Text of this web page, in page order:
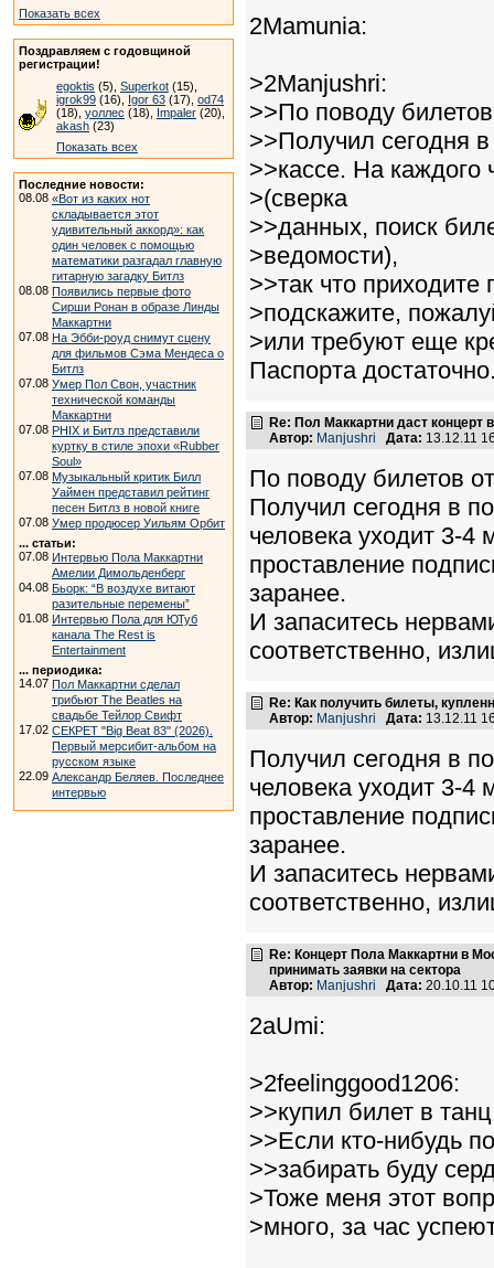
Показать всех
Поздравляем с годовщиной
регистрации!
egoktis (5), Superkot (15),
igrok99 (16), Igor 63 (17), od74
(18), уоллес (18), Impaler (20),
akash (23)
Показать всех
Последние новости:
08.08 «Вот из каких нот
складывается этот
удивительный аккорд»: как
один человек с помощью
математики разгадал главную
гитарную загадку Битлз
08.08 Появились первые фото
Сирши Ронан в образе Линды
Маккартни
07.08 На Эбби-роуд снимут сцену
для фильмов Сэма Мендеса о
Битлз
07.08 Умер Пол Свон, участник
технической команды
Маккартни
07.08 PHIX и Битлз представили
куртку в стиле эпохи «Rubber
Soul»
07.08 Музыкальный критик Билл
Уаймен представил рейтинг
песен Битлз в новой книге
07.08 Умер продюсер Уильям Орбит
... статьи:
07.08 Интервью Пола Маккартни
Амелии Димольденберг
04.08 Бьорк: “В воздухе витают
разительные перемены”
01.08 Интервью Пола для ЮТуб
канала The Rest is
Entertainment
... периодика:
14.07 Пол Маккартни сделал
трибьют The Beatles на
свадьбе Тейлор Свифт
17.02 СЕКРЕТ "Big Beat 83" (2026).
Первый мерсибит-альбом на
русском языке
22.09 Александр Беляев. Последнее
интервью
2Mamunia:
>2Manjushri:
>>По поводу
>>Получил сегодня в
>>кассе. На каждого
>(сверка
>>данных, поиск
>ведомости),
>>так что приходите
>подскажите,
>или требуют еще
Паспорта
Re: Пол Маккартни даст концерт
Автор: Manjushri Дата: 13.12.11
По поводу билетов
Получил сегодня в
человека уходит 3-4
проставление
заранее.
И запаситесь
соответственно,
Re: Как получить билеты,
Автор: Manjushri Дата: 13.12.11
Получил сегодня в
человека уходит 3-4
проставление
заранее.
И запаситесь
соответственно,
Re: Концерт Пола Маккартни в
принимать заявки на сектора
Автор: Manjushri Дата: 20.10.11
2aUmi:
>2feelinggood1206:
>>купил билет в
>>Если кто-нибудь
>>забирать буду
>Тоже меня этот
>много, за час